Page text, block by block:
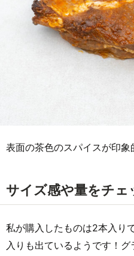
表面の茶色のスパイスが印象
サイズ感や量をチェ
私が購入したものは2本入り
入りも出ているようです！